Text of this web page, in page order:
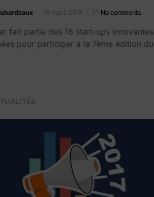
13 mars 2017 No comments
fait partie des 16 start-ups innovantes
pour participer à la 7ème édition du